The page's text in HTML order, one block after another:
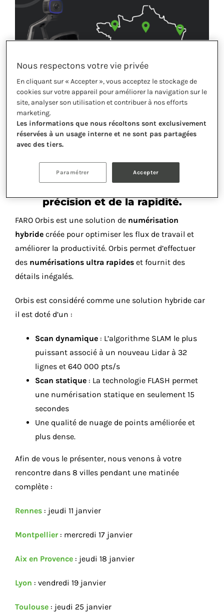
Orbis : du statique et du dynamique
précision et de la rapidité.
FARO Orbis est une solution de numérisation
hybride créée pour optimiser les flux de travail et
améliorer la productivité. Orbis permet d’effectuer
des numérisations ultra rapides et fournit des
détails inégalés.
Orbis est considéré comme une solution hybride car
il est doté d’un :
Scan dynamique : L’algorithme SLAM le plus
puissant associé à un nouveau Lidar à 32
lignes et 640 000 pts/s
Scan statique : La technologie FLASH permet
une numérisation statique en seulement 15
secondes
Une qualité de nuage de points améliorée et
plus dense.
Afin de vous le présenter, nous venons à votre
rencontre dans 8 villes pendant une matinée
complète :
Rennes : jeudi 11 janvier
Montpellier: mercredi 17 janvier
Aix en Provence : jeudi 18 janvier
Lyon : vendredi 19 janvier
Toulouse : jeudi 25 janvier
Nous respectons votre vie privée
En cliquant sur « Accepter », vous acceptez le stockage de
cookies sur votre appareil pour améliorer la navigation sur le
site, analyser son utilisation et contribuer à nos efforts
marketing.
Les informations que nous récoltons sont exclusivement
réservées à un usage interne et ne sont pas partagées
avec des tiers.
Paramétrer Accepter